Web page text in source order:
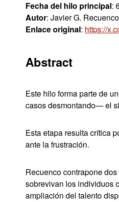
Fecha del hilo principal:
Autor: Javier G.
Enlace original: https://
Abstract
Este hilo forma parte de
casos desmontando— el
Esta etapa resulta crítica
ante la frustración.
Recuenco contrapone
sobrevivan los individuos
ampliación del talento